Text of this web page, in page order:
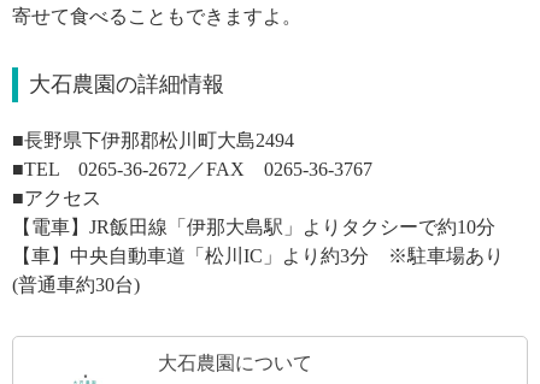
寄せて食べることもできますよ。
大石農園の詳細情報
■長野県下伊那郡松川町大島2494
■TEL 0265-36-2672／FAX 0265-36-3767
■アクセス
【電車】 JR飯田線「伊那大島駅」よりタクシーで約10分
【車】中央自動車道「松川IC」より約3分 ※駐車場あり
(普通車約30台)
大石農園について